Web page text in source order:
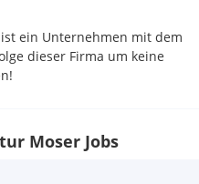
ein Unternehmen mit dem
dieser Firma um keine
Moser Jobs